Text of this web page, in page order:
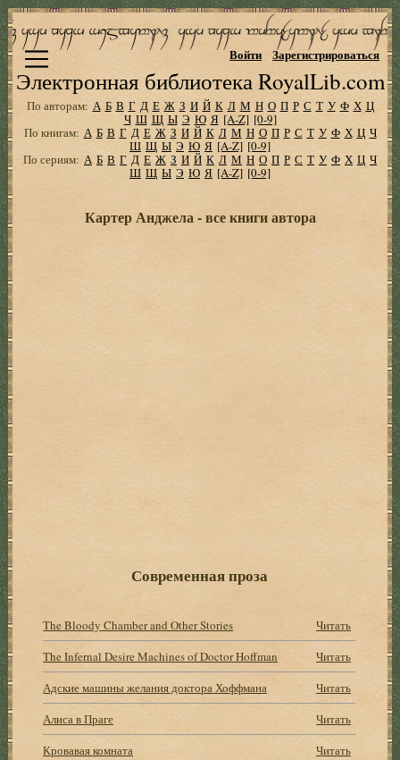
Электронная библиотека RoyalLib.com
Войти Зарегистрироваться
По авторам: А Б В Г Д Е Ж З И Й К Л М Н О П Р С Т У Ф Х Ц
Ч Ш Щ Ы Э Ю Я [A-Z] [0-9]
По книгам: А Б В Г Д Е Ж З И Й К Л М Н О П Р С Т У Ф Х Ц Ч
Ш Щ Ы Э Ю Я [A-Z] [0-9]
По сериям: А Б В Г Д Е Ж З И Й К Л М Н О П Р С Т У Ф Х Ц Ч
Ш Щ Ы Э Ю Я [A-Z] [0-9]
Картер Анджела - все книги автора
Современная проза
The Bloody Chamber and Other Stories
Читать
The Infernal Desire Machines of Doctor Hoffman
Читать
Адские машины желания доктора Хоффмана
Читать
Алиса в Праге
Читать
Кровавая комната
Читать